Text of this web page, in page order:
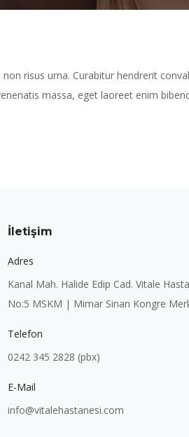
risus urna. Curabitur hendrerit
massa, eget laoreet enim
İletişim
Adres
Kanal Mah. Halide Edip Cad. Vitale
No:5 MSKM | Mimar Sinan Kongre
Telefon
0242 345 2828 (pbx)
E-Mail
info@vitalehastanesi.com